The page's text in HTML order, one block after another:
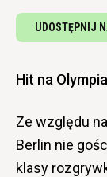
UDOSTĘPNIJ
Hit na
Ze względu
Berlin nie
klasy